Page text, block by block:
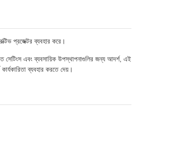
প্রজেক্টর ব্যবহার করে।
সেটিংস এবং ব্যবসায়িক উপস্থাপনাগুলির জন্য আদর্শ, এই
ব্যবহার করতে দেয়।